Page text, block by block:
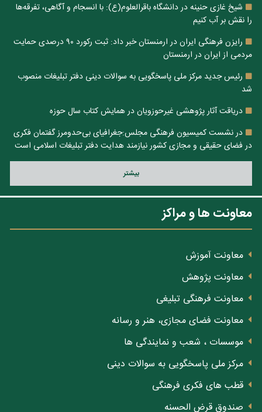
شیخ غازی حنینه در دانشگاه باقرالعلوم(ع): با انسجام و آگاهی، تفرقه‌ها
را نقش بر آب کنیم
رایزن فرهنگی ایران در ارمنستان خبر داد: ثبت رکورد ۹۰ درصدی حمایت
مردمی از ایران در ارمنستان
رئیس جدید مرکز ملی پاسخگویی به سوالات دینی دفتر تبلیغات منصوب
شد
دریاقت آثار پژوهشی غیرحوزویان در همایش کتاب سال حوزه
در نشست کمیسیون فرهنگی مجلس:جغرافیای بی‌حدومرز گفتمان فکری
در فضای حقیقی و مجازی کشور نیازمند هدایت دفتر تبلیغات اسلامی است
بيشتر
معاونت ها و مراکز
معاونت آموزش
معاونت پژوهش
معاونت فرهنگی تبلیغی
معاونت فضای مجازی، هنر و رسانه
موسسات ، شعب و نمایندگی ها
مرکز ملی پاسخگویی به سوالات دینی
قطب های فکری فرهنگی
صندوق قرض الحسنه